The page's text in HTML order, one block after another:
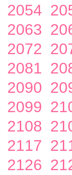
2054
2063
2072
2081
2090
2099
2108
2117
2126